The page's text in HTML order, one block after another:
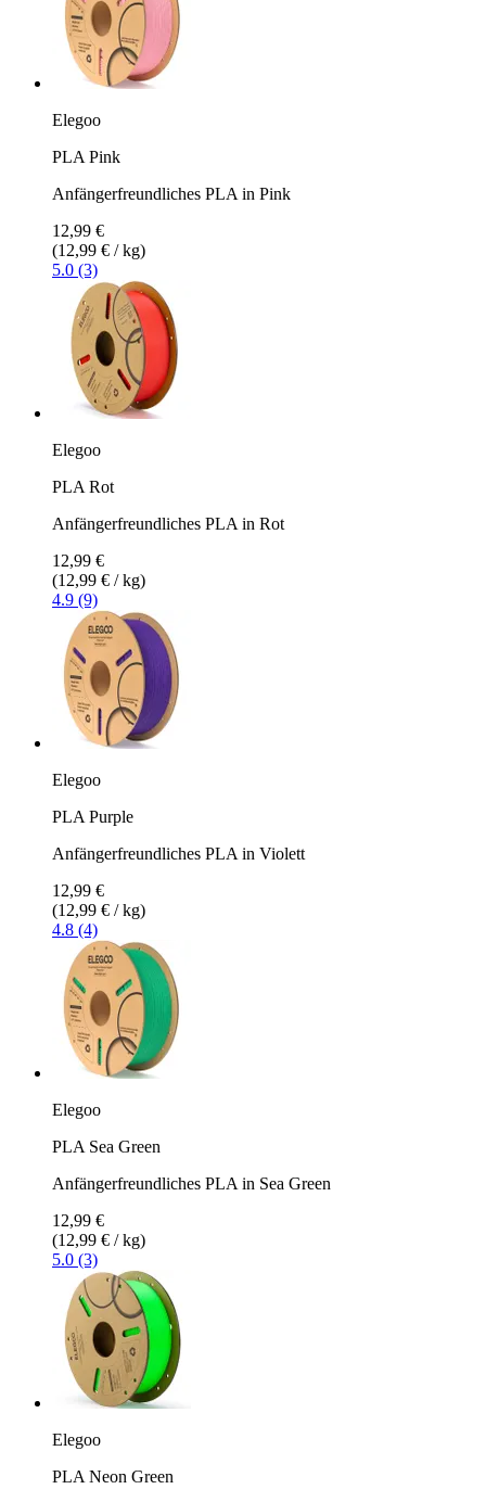
Elegoo
PLA Pink
Anfängerfreundliches PLA in Pink
12,99 €
(12,99 € / kg)
5.0 (3)
Elegoo
PLA Rot
Anfängerfreundliches PLA in Rot
12,99 €
(12,99 € / kg)
4.9 (9)
Elegoo
PLA Purple
Anfängerfreundliches PLA in Violett
12,99 €
(12,99 € / kg)
4.8 (4)
Elegoo
PLA Sea Green
Anfängerfreundliches PLA in Sea Green
12,99 €
(12,99 € / kg)
5.0 (3)
Elegoo
PLA Neon Green